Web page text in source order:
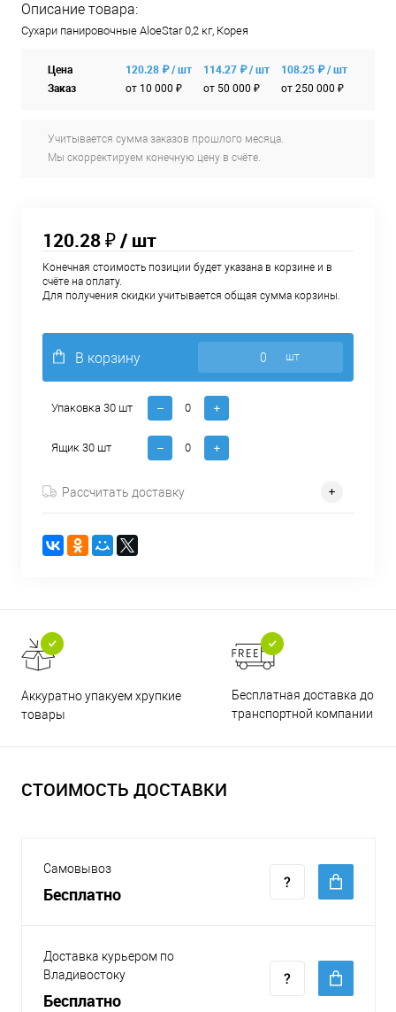
Описание товара:
Сухари панировочные AloeStar 0,2 кг, Корея
Цена
Заказ
120.28 ₽ / шт
от 10 000 ₽
114.27 ₽ / шт
от 50 000 ₽
108.25 ₽ / шт
от 250 000 ₽
Учитывается сумма заказов прошлого месяца.
Мы скорректируем конечную цену в счёте.
120.28 ₽/ шт
Конечная стоимость позиции будет указана в корзине и в
счёте на оплату.
Для получения скидки учитывается общая сумма корзины.
В корзину шт
Упаковка 30 шт
Ящик 30 шт
Рассчитать доставку
Аккуратно упакуем хрупкие
товары
Бесплатная доставка до
транспортной компании
СТОИМОСТЬ ДОСТАВКИ
Самовывоз
Бесплатно
Доставка курьером по
Владивостоку
Бесплатно